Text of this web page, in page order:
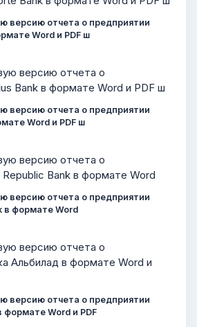
версию отчета о предприятии
Word и PDF ш
версию отчета о предприятии
Word и PDF ш
версию отчета о предприятии
в формате Word
версию отчета о предприятии
формате Word и PDF